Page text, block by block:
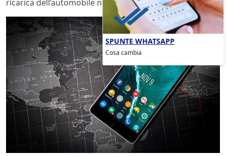
ricarica dell’automobile nelle apposite colonnine.
SPUNTE WHATSAPP
Cosa cambia